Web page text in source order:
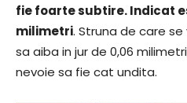
fie foarte subtire. Indicat
milimetri. Struna de care
sa aiba in jur de 0,06
nevoie sa fie cat undita.